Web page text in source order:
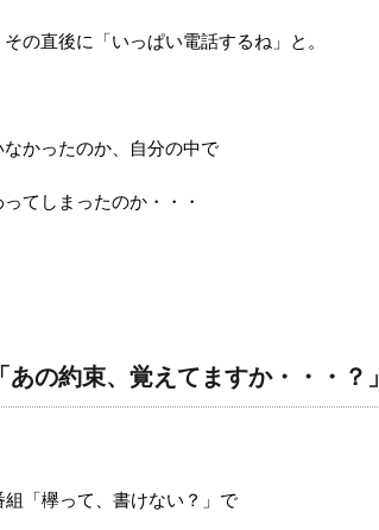
の直後に「いっぱい電話するね」と。
かったのか、自分の中で
てしまったのか・・・
あの約束、覚えてますか・・・？」
組「欅って、書けない？」で